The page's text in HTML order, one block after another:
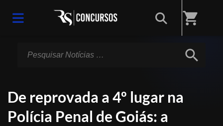
shopping_cart
search
De reprovada a 4º lugar na
Polícia Penal de Goiás: a